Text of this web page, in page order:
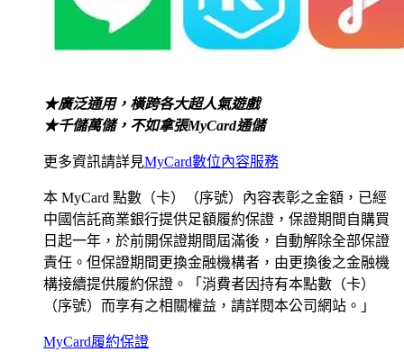
★廣泛通用，橫跨各大超人氣遊戲
★千儲萬儲，不如拿張MyCard通儲
更多資訊請詳見MyCard數位內容服務
本 MyCard 點數（卡）（序號）內容表彰之金額，已經
中國信託商業銀行提供足額履約保證，保證期間自購買
日起一年，於前開保證期間屆滿後，自動解除全部保證
責任。但保證期間更換金融機構者，由更換後之金融機
構接續提供履約保證。「消費者因持有本點數（卡）
（序號）而享有之相關權益，請詳閱本公司網站。」
MyCard履約保證